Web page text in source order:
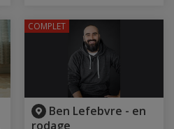
Ben Lefebvre - en
rodage
COMPLET